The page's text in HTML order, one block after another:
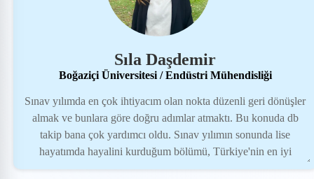
ve Denizhan hoca :)
Sıla Daşdemir
Boğaziçi Üniversitesi / Endüstri Mühendisliği
Sınav yılımda en çok ihtiyacım olan nokta düzenli geri dönüşler
almak ve bunlara göre doğru adımlar atmaktı. Bu konuda db
takip bana çok yardımcı oldu. Sınav yılımın sonunda lise
hayatımda hayalini kurduğum bölümü, Türkiye'nin en iyi